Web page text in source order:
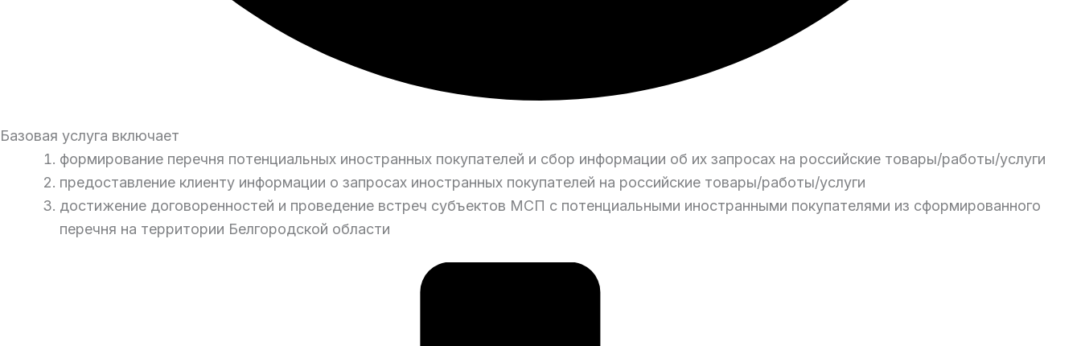
Базовая услуга включает
формирование перечня потенциальных иностранных покупателей и сбор информации об их запросах на российские товары/работы/услуги
предоставление клиенту информации о запросах иностранных покупателей на российские товары/работы/услуги
достижение договоренностей и проведение встреч субъектов МСП с потенциальными иностранными покупателями из сформированного
перечня на территории Белгородской области